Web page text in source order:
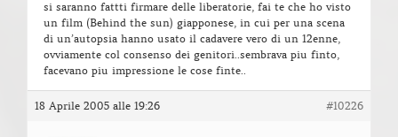
si saranno fattti firmare delle liberatorie, fai te che ho visto
un film (Behind the sun) giapponese, in cui per una scena
di un’autopsia hanno usato il cadavere vero di un 12enne,
ovviamente col consenso dei genitori..sembrava piu finto,
facevano piu impressione le cose finte..
18 Aprile 2005 alle 19:26 #10226